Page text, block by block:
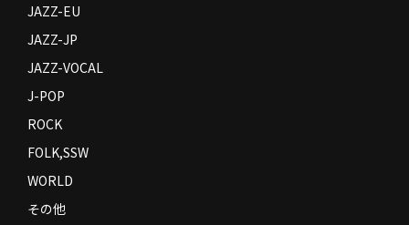
JAZZ-EU
JAZZ-JP
JAZZ-VOCAL
J-POP
ROCK
FOLK,SSW
WORLD
その他